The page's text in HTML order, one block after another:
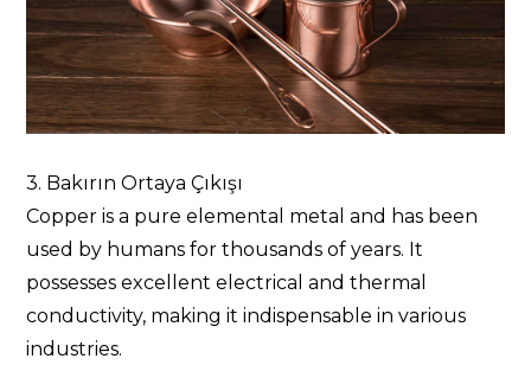
3. Bakırın Ortaya Çıkışı
Copper is a pure elemental metal and has been
used by humans for thousands of years. It
possesses excellent electrical and thermal
conductivity, making it indispensable in various
industries.